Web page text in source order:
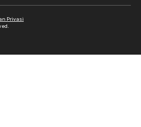
Privasi